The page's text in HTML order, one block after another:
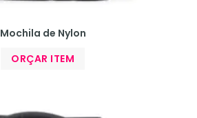
Mochila de Nylon
ORÇAR ITEM